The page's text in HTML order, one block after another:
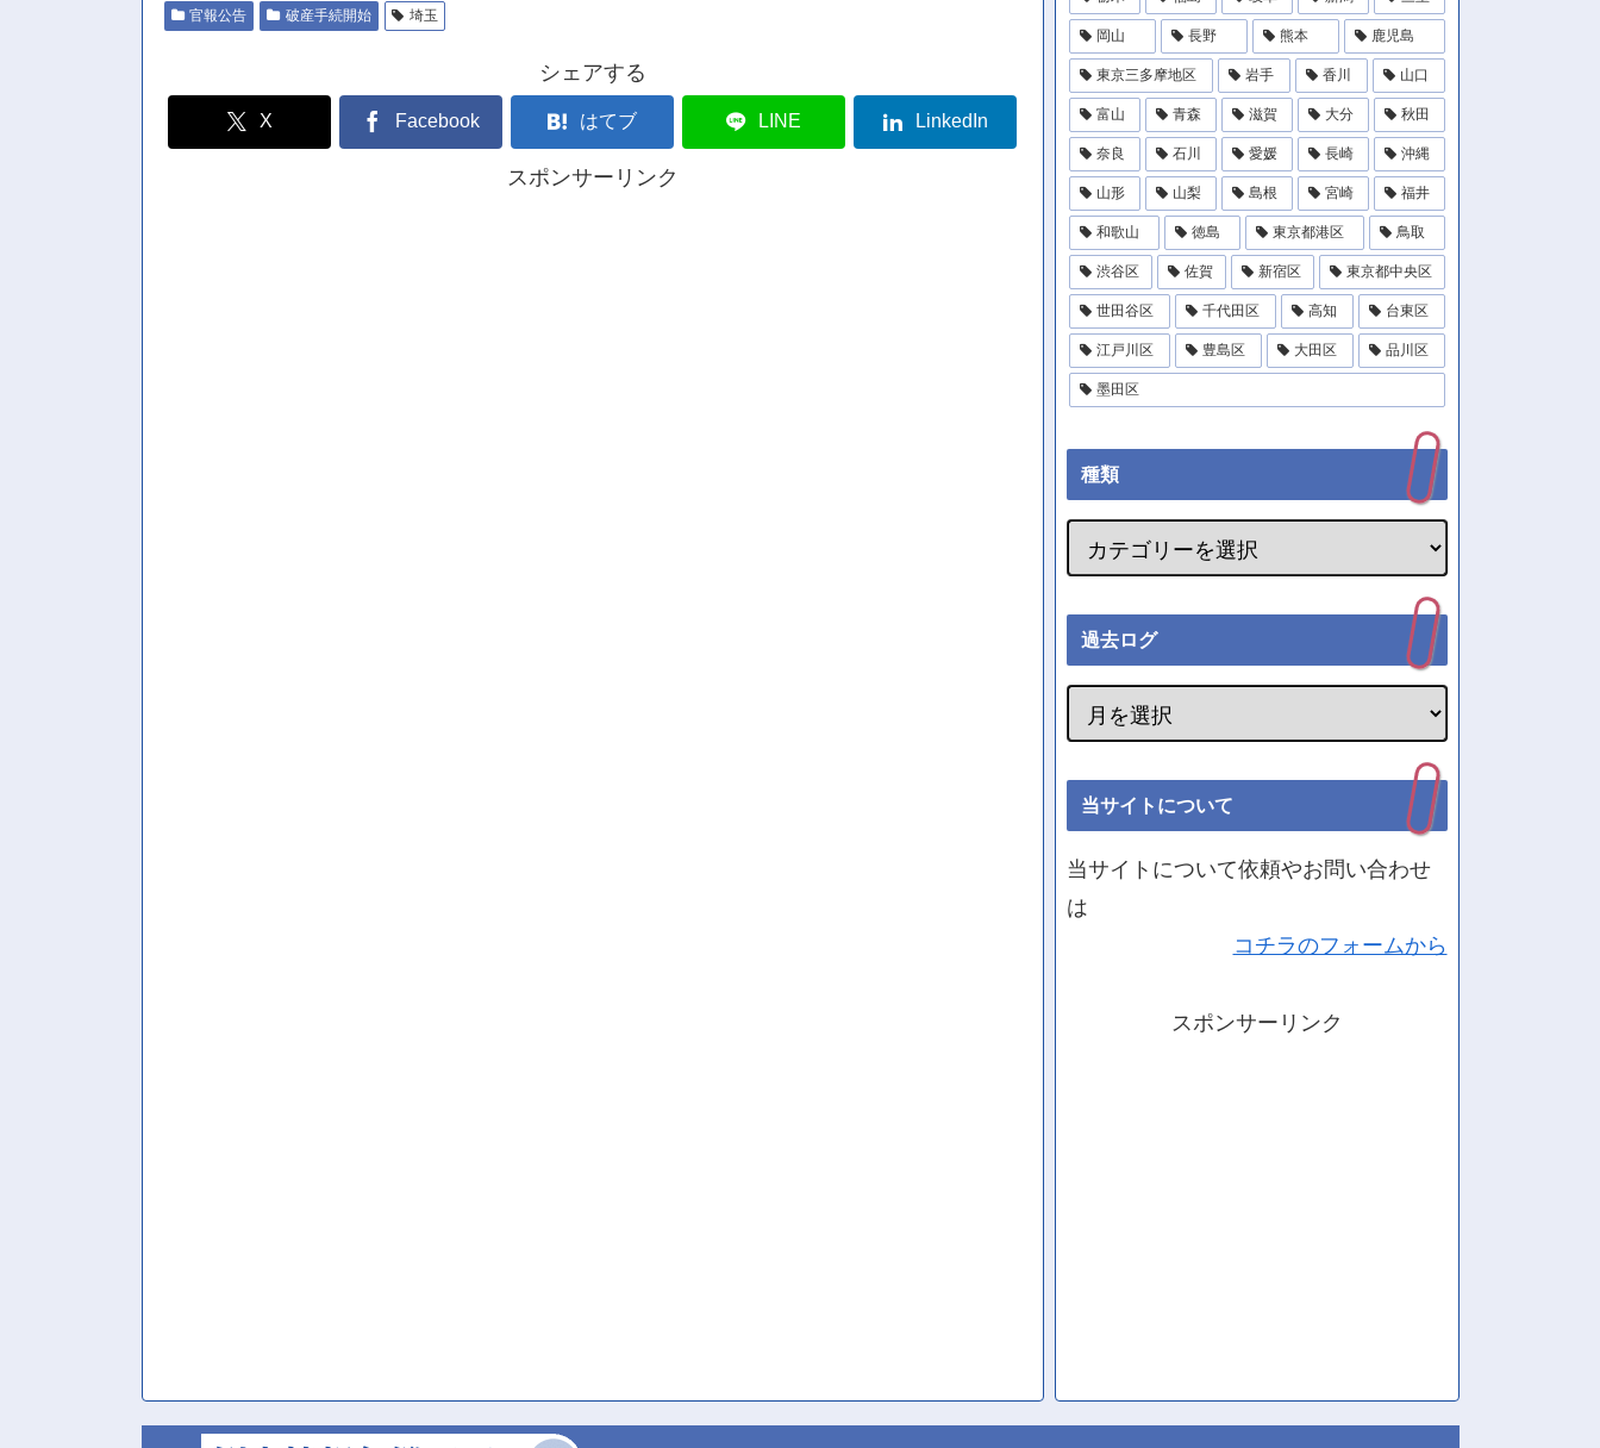
官報公告 破産手続開始 埼玉
シェアする
X Facebook はてブ LINE LinkedIn
スポンサーリンク
岡山 長野 熊本 鹿児島
東京三多摩地区 岩手 香川 山口
富山 青森 滋賀 大分 秋田
奈良 石川 愛媛 長崎 沖縄
山形 山梨 島根 宮崎 福井
和歌山 徳島 東京都港区 鳥取
渋谷区 佐賀 新宿区 東京都中央区
世田谷区 千代田区 高知 台東区
江戸川区 豊島区 大田区 品川区
墨田区
種類
過去ログ
当サイトについて
当サイトについて依頼やお問い合わせ
は
コチラのフォームから
スポンサーリンク